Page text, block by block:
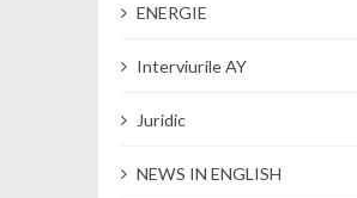
ENERGIE
Interviurile AY
Juridic
NEWS IN ENGLISH